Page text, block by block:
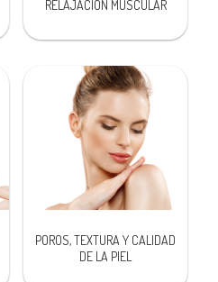
RELAJACIÓN MUSCULAR
POROS, TEXTURA Y CALIDAD
DE LA PIEL